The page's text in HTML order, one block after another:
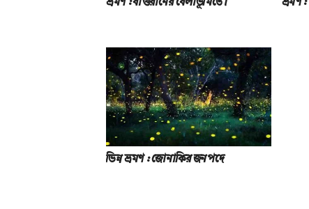
ভিন্ন ভ্রমণ : জোনাকির জনপদে